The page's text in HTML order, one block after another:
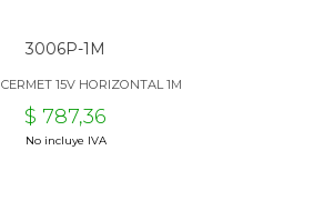
3006P-1M
15V HORIZONTAL 1M
$ 787,36
No incluye IVA